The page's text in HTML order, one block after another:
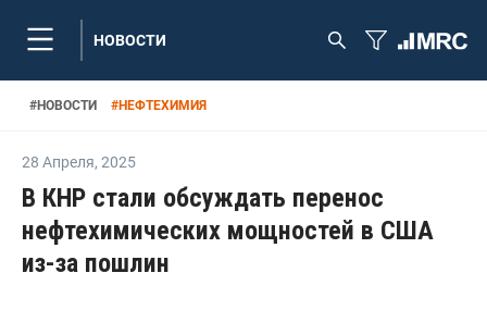
НОВОСТИ
#НОВОСТИ #НЕФТЕХИМИЯ
28 Апреля, 2025
В КНР стали обсуждать перенос
нефтехимических мощностей в США
из-за пошлин